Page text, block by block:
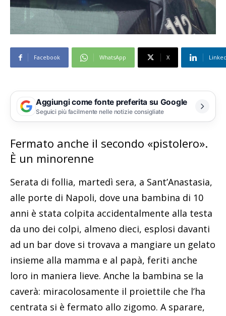
Facebook WhatsApp X
Aggiungi come fonte preferita su Google
Seguici più facilmente nelle notizie consigliate
Fermato anche il secondo «pistolero».
È un minorenne
Serata di follia, martedì sera, a Sant’Anastasia,
alle porte di Napoli, dove una bambina di 10
anni è stata colpita accidentalmente alla testa
da uno dei colpi, almeno dieci, esplosi davanti
ad un bar dove si trovava a mangiare un gelato
insieme alla mamma e al papà, feriti anche
loro in maniera lieve. Anche la bambina se la
caverà: miracolosamente il proiettile che l’ha
centrata si è fermato allo zigomo. A sparare,